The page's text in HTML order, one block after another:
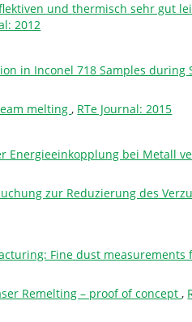
und thermisch sehr gut
2012
in Inconel 718 Samples during
melting, RTe Journal: 2015
Energieeinkopplung bei Metall
zur Reduzierung des
Fine dust measurements
Remelting – proof of concept,